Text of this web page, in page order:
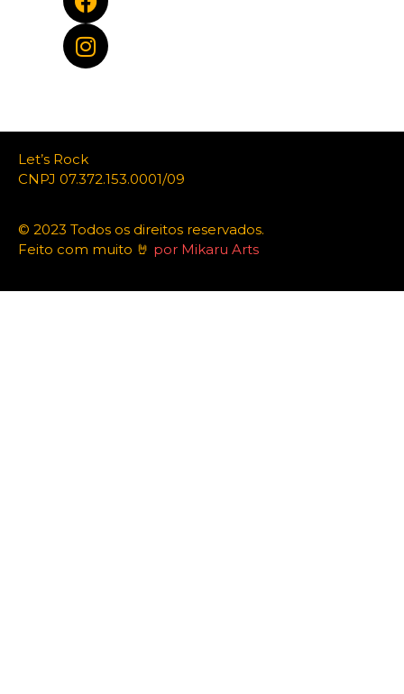
Let’s Rock
CNPJ 07.372.153.0001/09
© 2023 Todos os direitos reservados.
Feito com muito 🤘 por Mikaru Arts